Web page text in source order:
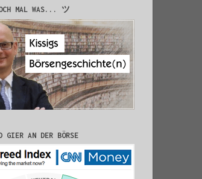
MAL WAS... ツ
GIER AN DER BÖRSE